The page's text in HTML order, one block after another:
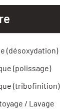
(désoxydation)
(polissage)
(tribofinition)
/ Lavage